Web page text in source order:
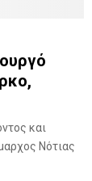
και
Νότιας